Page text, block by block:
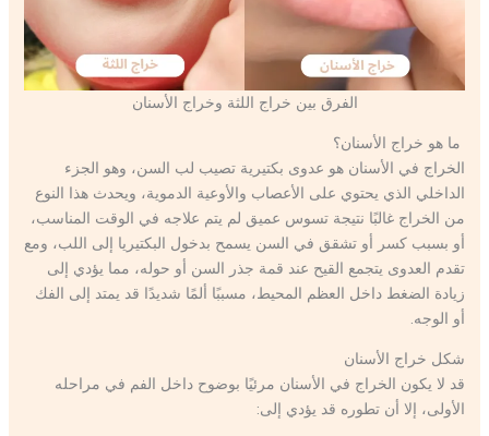
الفرق بين خراج اللثة وخراج الأسنان
ما هو خراج الأسنان؟
الخراج في الأسنان هو عدوى بكتيرية تصيب لب السن، وهو الجزء
الداخلي الذي يحتوي على الأعصاب والأوعية الدموية، ويحدث هذا النوع
من الخراج غالبًا نتيجة تسوس عميق لم يتم علاجه في الوقت المناسب،
أو بسبب كسر أو تشقق في السن يسمح بدخول البكتيريا إلى اللب، ومع
تقدم العدوى يتجمع القيح عند قمة جذر السن أو حوله، مما يؤدي إلى
زيادة الضغط داخل العظم المحيط، مسببًا ألمًا شديدًا قد يمتد إلى الفك
أو الوجه.
شكل خراج الأسنان
قد لا يكون الخراج في الأسنان مرئيًا بوضوح داخل الفم في مراحله
الأولى، إلا أن تطوره قد يؤدي إلى: